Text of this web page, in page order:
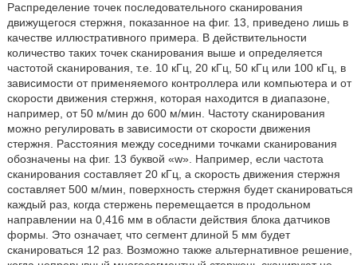
Распределение точек последовательного сканирования
движущегося стержня, показанное на фиг. 13, приведено лишь в
качестве иллюстративного примера. В действительности
количество таких точек сканирования выше и определяется
частотой сканирования, т.е. 10 кГц, 20 кГц, 50 кГц или 100 кГц, в
зависимости от применяемого контроллера или компьютера и от
скорости движения стержня, которая находится в диапазоне,
например, от 50 м/мин до 600 м/мин. Частоту сканирования
можно регулировать в зависимости от скорости движения
стержня. Расстояния между соседними точками сканирования
обозначены на фиг. 13 буквой «w». Например, если частота
сканирования составляет 20 кГц, а скорость движения стержня
составляет 500 м/мин, поверхность стержня будет сканироваться
каждый раз, когда стержень перемещается в продольном
направлении на 0,416 мм в области действия блока датчиков
формы. Это означает, что сегмент длиной 5 мм будет
сканироваться 12 раз. Возможно также альтернативное решение,